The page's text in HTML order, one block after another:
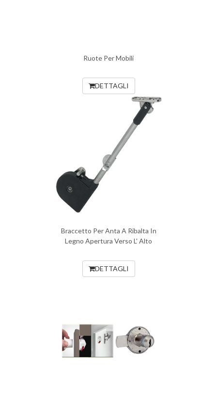
Ruote Per Mobili
DETTAGLI
Braccetto Per Anta A Ribalta In
Legno Apertura Verso L' Alto
DETTAGLI